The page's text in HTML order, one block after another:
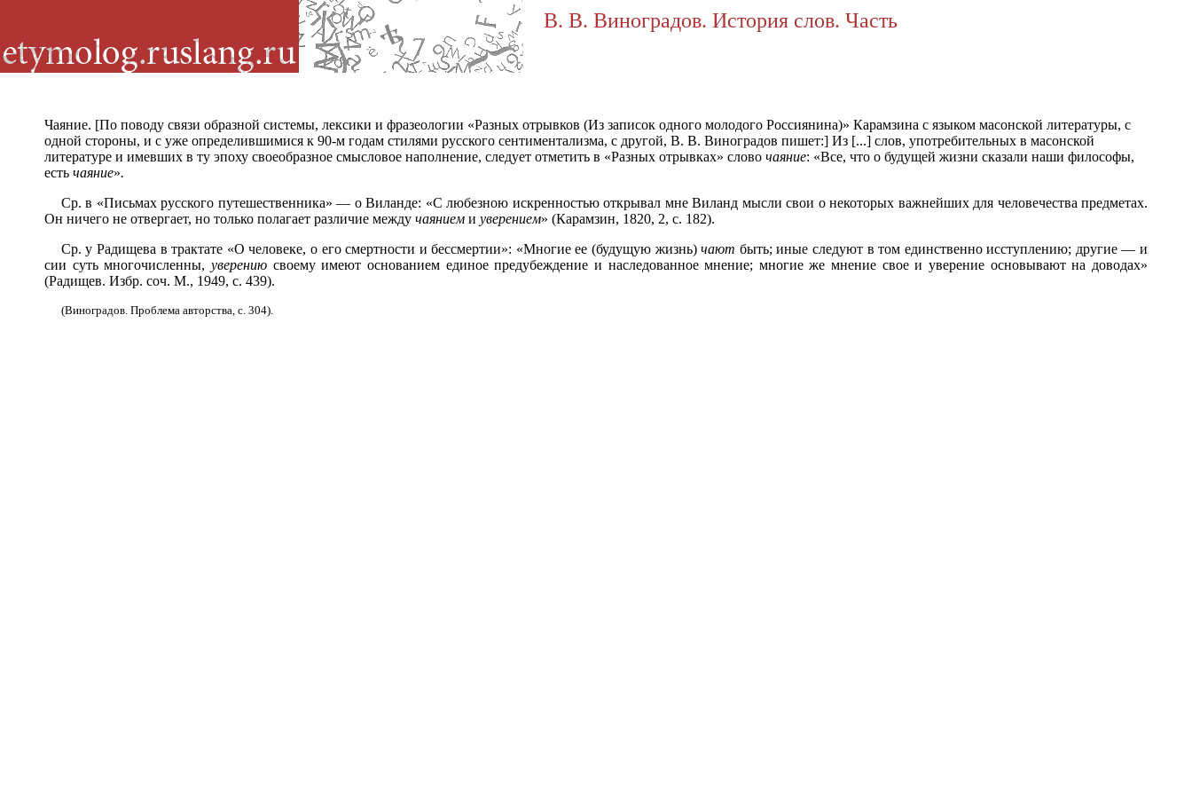
В. В. Виноградов. История слов. Часть
Чаяние. [По поводу связи образной системы, лексики и фразеологии «Разных отрывков (Из записок одного молодого Россиянина)» Карамзина с языком масонской литературы, с
одной стороны, и с уже определившимися к 90-м годам стилями русского сентиментализма, с другой, В. В. Виноградов пишет:] Из [...] слов, употребительных в масонской
литературе и имевших в ту эпоху своеобразное смысловое наполнение, следует отметить в «Разных отрывках» слово чаяние: «Все, что о будущей жизни сказали наши философы,
есть чаяние».
Ср. в «Письмах русского путешественника» — о Виланде: «С любезною искренностью открывал мне Виланд мысли свои о некоторых важнейших для человечества предметах.
Он ничего не отвергает, но только полагает различие между чаянием и уверением» (Карамзин, 1820, 2, с. 182).
Ср. у Радищева в трактате «О человеке, о его смертности и бессмертии»: «Многие ее (будущую жизнь)чают быть; иные следуют в том единственно исступлению; другие — и
сии суть многочисленны, уверениюсвоему имеют основанием единое предубеждение и наследованное мнение; многие же мнение свое и уверение основывают на доводах»
(Радищев. Избр. соч. М., 1949, с. 439).
(Виноградов. Проблема авторства, с. 304).